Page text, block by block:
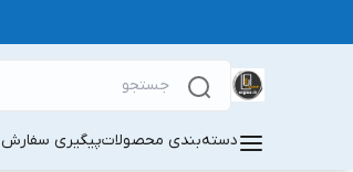
دسته‌بندی محصولاتپیگیری سفارش